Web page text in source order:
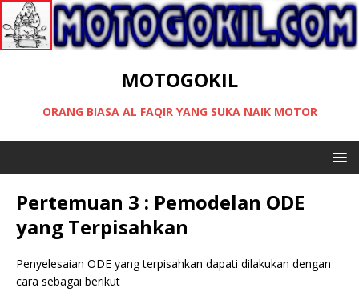
MOTOGOKIL
ORANG BIASA AL FAQIR YANG SUKA NAIK MOTOR
Pertemuan 3 : Pemodelan ODE
yang Terpisahkan
Penyelesaian ODE yang terpisahkan dapati dilakukan dengan
cara sebagai berikut